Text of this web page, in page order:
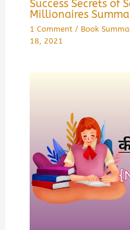
Success Secrets of
Millionaires
1 Comment / Book
18, 2021